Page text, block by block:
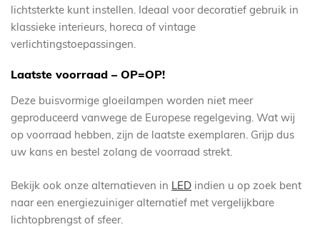
lichtsterkte kunt instellen. Ideaal voor decoratief gebruik in
klassieke interieurs, horeca of vintage
verlichtingstoepassingen.
Laatste voorraad – OP=OP!
Deze buisvormige gloeilampen worden niet meer
geproduceerd vanwege de Europese regelgeving. Wat wij
op voorraad hebben, zijn de laatste exemplaren. Grijp dus
uw kans en bestel zolang de voorraad strekt.
Bekijk ook onze alternatieven in LED indien u op zoek bent
naar een energiezuiniger alternatief met vergelijkbare
lichtopbrengst of sfeer.